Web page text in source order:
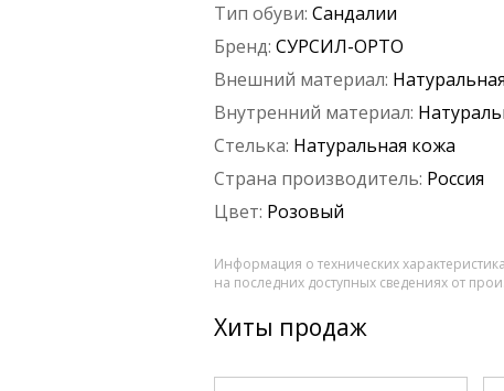
Тип обуви: Сандалии
Бренд: СУРСИЛ-ОРТО
Внешний материал:
Внутренний материал:
Стелька: Натуральная кожа
Страна производитель: Россия
Цвет: Розовый
Информация о технических
на последних доступных сведениях от
Хиты продаж